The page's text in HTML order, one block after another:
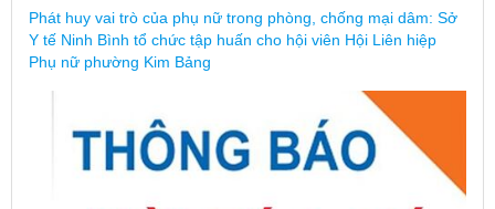
Phát huy vai trò của phụ nữ trong phòng, chống mại dâm: Sở
Y tế Ninh Bình tổ chức tập huấn cho hội viên Hội Liên hiệp
Phụ nữ phường Kim Bảng